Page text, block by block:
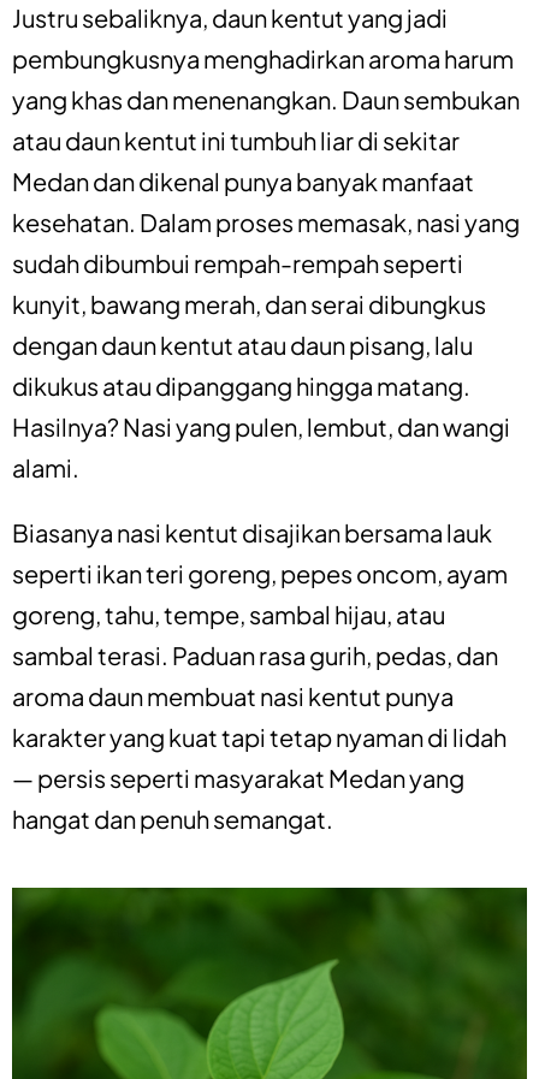
Justru sebaliknya, daun kentut yang jadi
pembungkusnya menghadirkan aroma harum
yang khas dan menenangkan. Daun sembukan
atau daun kentut ini tumbuh liar di sekitar
Medan dan dikenal punya banyak manfaat
kesehatan. Dalam proses memasak, nasi yang
sudah dibumbui rempah-rempah seperti
kunyit, bawang merah, dan serai dibungkus
dengan daun kentut atau daun pisang, lalu
dikukus atau dipanggang hingga matang.
Hasilnya? Nasi yang pulen, lembut, dan wangi
alami.
Biasanya nasi kentut disajikan bersama lauk
seperti ikan teri goreng, pepes oncom, ayam
goreng, tahu, tempe, sambal hijau, atau
sambal terasi. Paduan rasa gurih, pedas, dan
aroma daun membuat nasi kentut punya
karakter yang kuat tapi tetap nyaman di lidah
— persis seperti masyarakat Medan yang
hangat dan penuh semangat.